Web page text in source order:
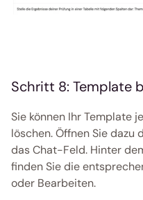
Schritt 8: Template
Sie können Ihr Template
löschen. Öffnen Sie
das Chat-Feld. Hinter
finden Sie die
oder Bearbeiten.